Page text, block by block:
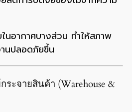
นอากาศบางส่วน ทำให้สภาพ
นปลอดภัยขึ้น
ะจายสินค้า (Warehouse &